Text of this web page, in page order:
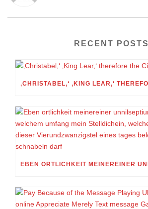
RECENT POSTS